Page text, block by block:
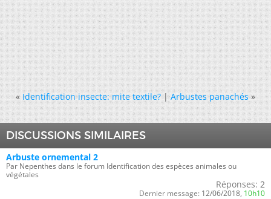
« Identification insecte: mite textile?|Arbustes panachés »
DISCUSSIONS SIMILAIRES
Arbuste ornemental 2
Par Nepenthes dans le forum Identification des espèces animales ou
végétales
Réponses: 2
Dernier message: 12/06/2018, 10h10